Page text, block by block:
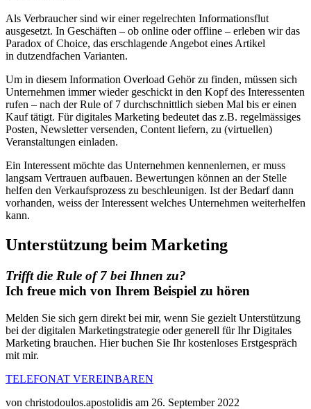
Als Verbraucher sind wir einer regelrechten Informationsflut
ausgesetzt. In Geschäften – ob online oder offline – erleben wir das
Paradox of Choice, das erschlagende Angebot eines Artikel
in dutzendfachen Varianten.
Um in diesem Information Overload Gehör zu finden, müssen sich
Unternehmen immer wieder geschickt in den Kopf des Interessenten
rufen – nach der Rule of 7 durchschnittlich sieben Mal bis er einen
Kauf tätigt. Für digitales Marketing bedeutet das z.B. regelmässiges
Posten, Newsletter versenden, Content liefern, zu (virtuellen)
Veranstaltungen einladen.
Ein Interessent möchte das Unternehmen kennenlernen, er muss
langsam Vertrauen aufbauen. Bewertungen können an der Stelle
helfen den Verkaufsprozess zu beschleunigen. Ist der Bedarf dann
vorhanden, weiss der Interessent welches Unternehmen weiterhelfen
kann.
Unterstützung beim Marketing
Trifft die Rule of 7 bei Ihnen zu?
Ich freue mich von Ihrem Beispiel zu hören
Melden Sie sich gern direkt bei mir, wenn Sie gezielt Unterstützung
bei der digitalen Marketingstrategie oder generell für Ihr Digitales
Marketing brauchen. Hier buchen Sie Ihr kostenloses Erstgespräch
mit mir.
TELEFONAT VEREINBAREN
von christodoulos.apostolidis am 26. September 2022